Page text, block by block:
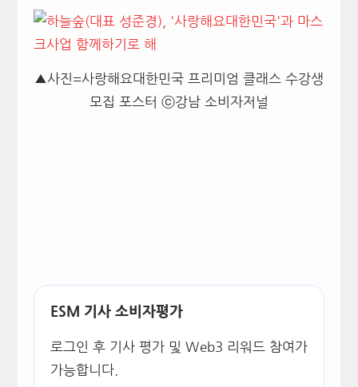
▲사진=사랑해요대한민국 프리미엄 클래스 수강생
모집 포스터 ⓒ강남 소비자저널
ESM 기사 소비자평가
로그인 후 기사 평가 및 Web3 리워드 참여가
가능합니다.